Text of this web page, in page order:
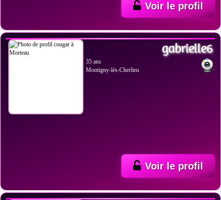
Voir le profil
gabrielle6
35 ans
Montigny-lès-Cherlieu
Voir le profil
VOIR LES PHOTOS